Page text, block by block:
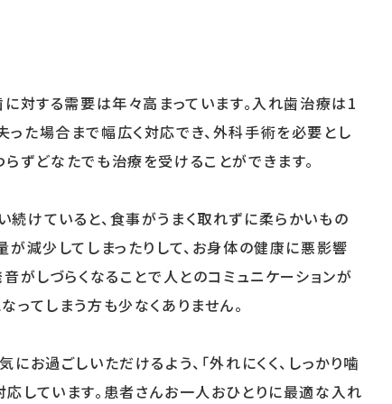
対する需要は年々高まっています。入れ歯治療は1
た場合まで幅広く対応でき、外科手術を必要とし
ずどなたでも治療を受けることができます。
けていると、食事がうまく取れずに柔らかいもの
が減少してしまったりして、お身体の健康に悪影響
音がしづらくなることで人とのコミュニケーションが
ってしまう方も少なくありません。
お過ごしいただけるよう、「外れにくく、しっかり噛
しています。患者さんお一人おひとりに最適な入れ